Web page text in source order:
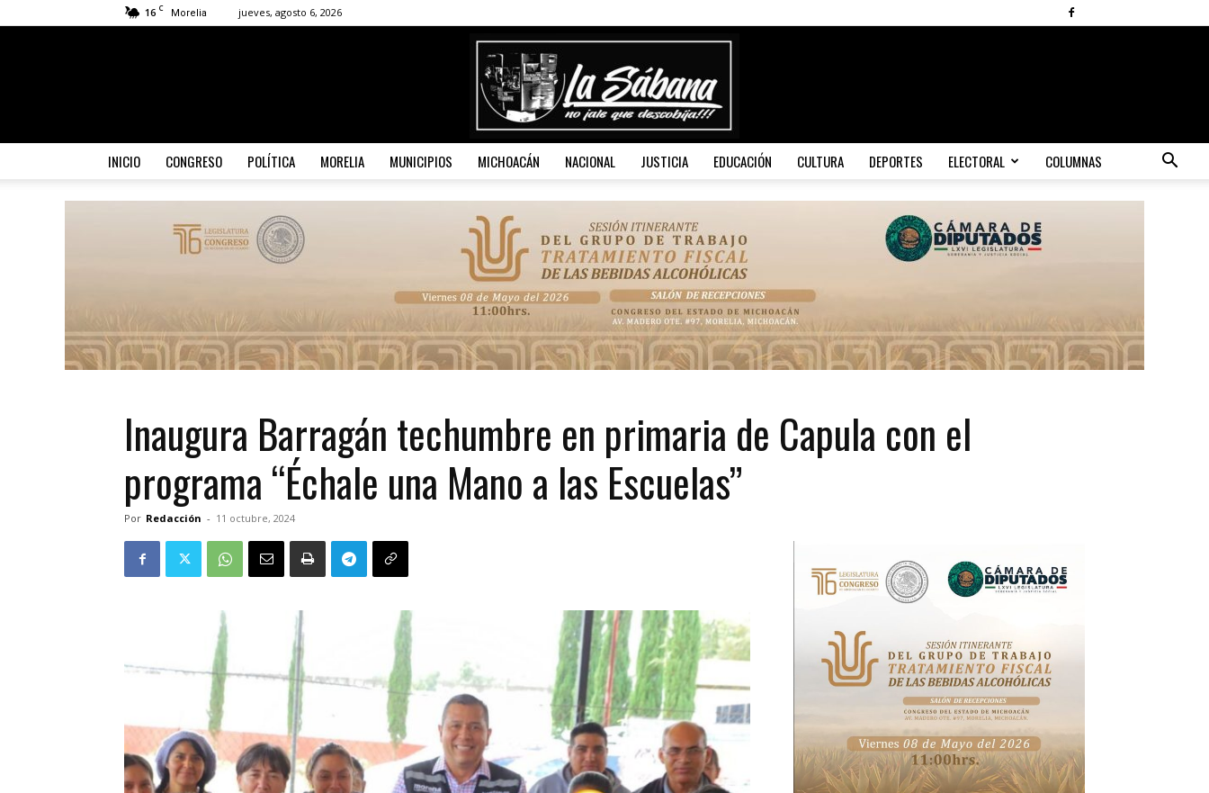
16 C Morelia jueves, agosto 6, 2026
Sábana
INICIO CONGRESO POLÍTICA MORELIA MUNICIPIOS MICHOACÁN NACIONAL JUSTICIA EDUCACIÓN CULTURA DEPORTES ELECTORAL COLUMNAS
Inaugura Barragán techumbre en primaria de Capula con el
programa “Échale una Mano a las Escuelas”
Por Redacción - 11 octubre, 2024